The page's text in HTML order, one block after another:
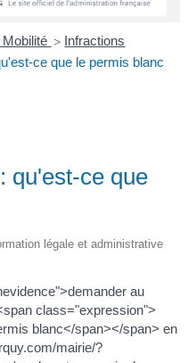
R E
> Infractions
ce que le permis blanc
qu'est-ce que
légale et administrative
au
class="expression">
blanc</span></span> en
mairie/?